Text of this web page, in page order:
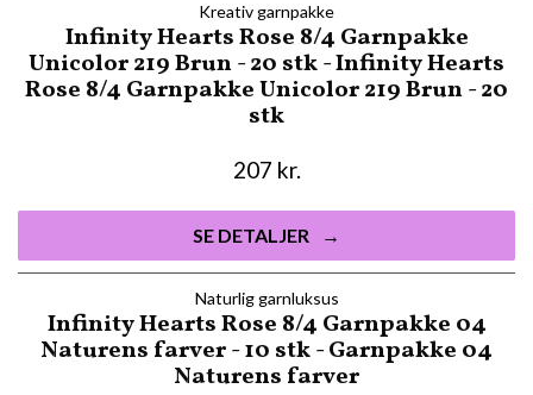
Kreativ garnpakke
Infinity Hearts Rose 8/4 Garnpakke
Unicolor 219 Brun - 20 stk - Infinity Hearts
Rose 8/4 Garnpakke Unicolor 219 Brun - 20
stk
207 kr.
SE DETALJER
Naturlig garnluksus
Infinity Hearts Rose 8/4 Garnpakke 04
Naturens farver - 10 stk - Garnpakke 04
Naturens farver